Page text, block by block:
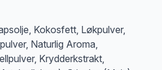
Kokosfett, Løkpulver,
Naturlig Aroma,
Krydderkstrakt,